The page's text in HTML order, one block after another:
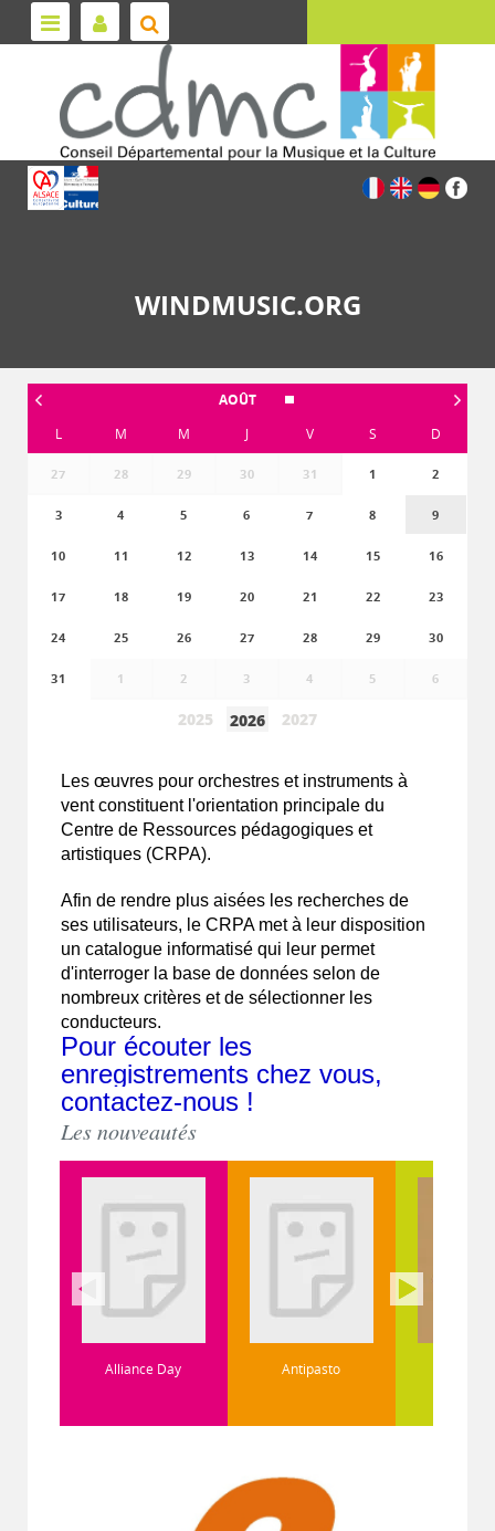
WINDMUSIC.ORG
AOÛT
L
M M J V S D
27 28 29 30 31 1 2
3 4 5 6 7 8 9
10 11 12 13 14 15 16
17 18 19 20 21 22 23
24 25 26 27 28 29 30
31 1 2 3 4 5 6
2025 2026 2027
Les œuvres pour orchestres et instruments à
vent constituent l'orientation principale du
Centre de Ressources pédagogiques et
artistiques (CRPA).
Afin de rendre plus aisées les recherches de
ses utilisateurs, le CRPA met à leur disposition
un catalogue informatisé qui leur permet
d'interroger la base de données selon de
nombreux critères et de sélectionner les
conducteurs.
Pour écouter les
enregistrements chez vous,
contactez-nous !
Les nouveautés